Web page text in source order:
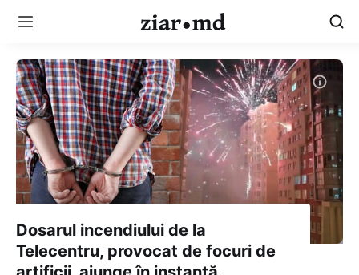
Dosarul incendiului de la
Telecentru, provocat de focuri de